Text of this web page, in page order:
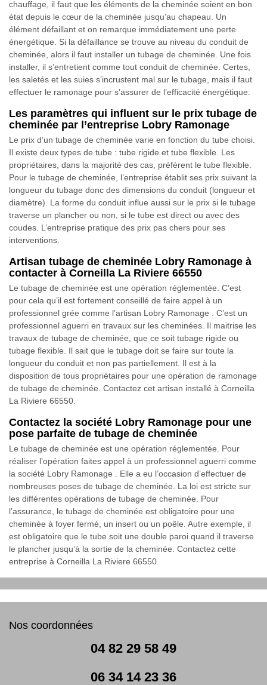
chauffage, il faut que les éléments de la cheminée soient en bon
état depuis le cœur de la cheminée jusqu’au chapeau. Un
élément défaillant et on remarque immédiatement une perte
énergétique. Si la défaillance se trouve au niveau du conduit de
cheminée, alors il faut installer un tubage de cheminée. Une fois
installer, il s’entretient comme tout conduit de cheminée. Certes,
les saletés et les suies s’incrustent mal sur le tubage, mais il faut
effectuer le ramonage pour s’assurer de l’efficacité énergétique.
Les paramètres qui influent sur le prix tubage de
cheminée par l’entreprise Lobry Ramonage
Le prix d’un tubage de cheminée varie en fonction du tube choisi.
Il existe deux types de tube : tube rigide et tube flexible. Les
propriétaires, dans la majorité des cas, préfèrent le tube flexible.
Pour le tubage de cheminée, l’entreprise établit ses prix suivant la
longueur du tubage donc des dimensions du conduit (longueur et
diamètre). La forme du conduit influe aussi sur le prix si le tubage
traverse un plancher ou non, si le tube est direct ou avec des
coudes. L’entreprise pratique des prix pas chers pour ses
interventions.
Artisan tubage de cheminée Lobry Ramonage à
contacter à Corneilla La Riviere 66550
Le tubage de cheminée est une opération réglementée. C’est
pour cela qu’il est fortement conseillé de faire appel à un
professionnel grée comme l’artisan Lobry Ramonage . C’est un
professionnel aguerri en travaux sur les cheminées. Il maitrise les
travaux de tubage de cheminée, que ce soit tubage rigide ou
tubage flexible. Il sait que le tubage doit se faire sur toute la
longueur du conduit et non pas partiellement. Il est à la
disposition de tous propriétaires pour une opération de ramonage
de tubage de cheminée. Contactez cet artisan installé à Corneilla
La Riviere 66550.
Contactez la société Lobry Ramonage pour une
pose parfaite de tubage de cheminée
Le tubage de cheminée est une opération réglementée. Pour
réaliser l’opération faites appel à un professionnel aguerri comme
la société Lobry Ramonage . Elle a eu l’occasion d’effectuer de
nombreuses poses de tubage de cheminée. La loi est stricte sur
les différentes opérations de tubage de cheminée. Pour
l’assurance, le tubage de cheminée est obligatoire pour une
cheminée à foyer fermé, un insert ou un poêle. Autre exemple, il
est obligatoire que le tube soit une double paroi quand il traverse
le plancher jusqu’à la sortie de la cheminée. Contactez cette
entreprise à Corneilla La Riviere 66550.
Nos coordonnées
04 82 29 58 49
06 34 14 23 36